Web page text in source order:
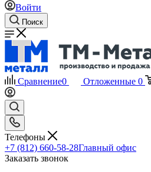
Войти
Поиск
Сравнение0 Отложенные 0
Телефоны
+7 (812) 660-58-28Главный офис
Заказать звонок